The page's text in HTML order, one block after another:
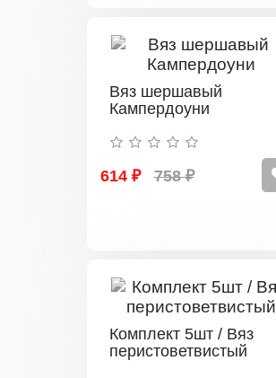
Вяз шершавый
Кампердоуни
614 ₽ 758 ₽
Комплект 5шт / Вяз
перистоветвистый